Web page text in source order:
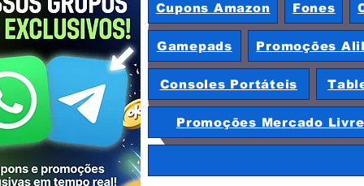
Cupons Amazon Fones
Gamepads Promoções
Consoles Portáteis
Promoções Mercado Livre